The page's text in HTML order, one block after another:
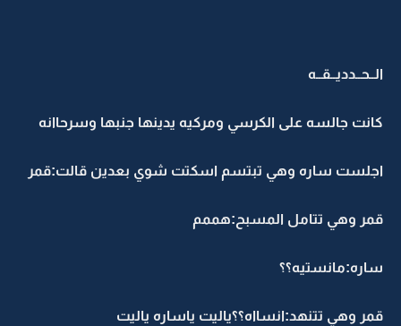
الــحــدديــقــه
كانت جالسه على الكرسي ومركيه يدينها جنبها وسرحاانه
اجلست ساره وهي تبتسم اسكتت شوي بعدين قالت:قمر
قمر وهي تتامل المسبح:هممم
ساره:مانستيه؟؟
قمر وهي تتنهد:انسااه؟؟ياليت ياساره ياليت